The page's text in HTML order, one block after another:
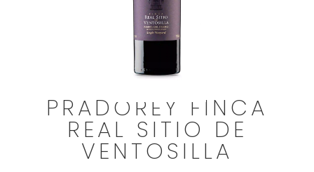
PRADOREY FINCA
REAL SITIO DE
VENTOSILLA